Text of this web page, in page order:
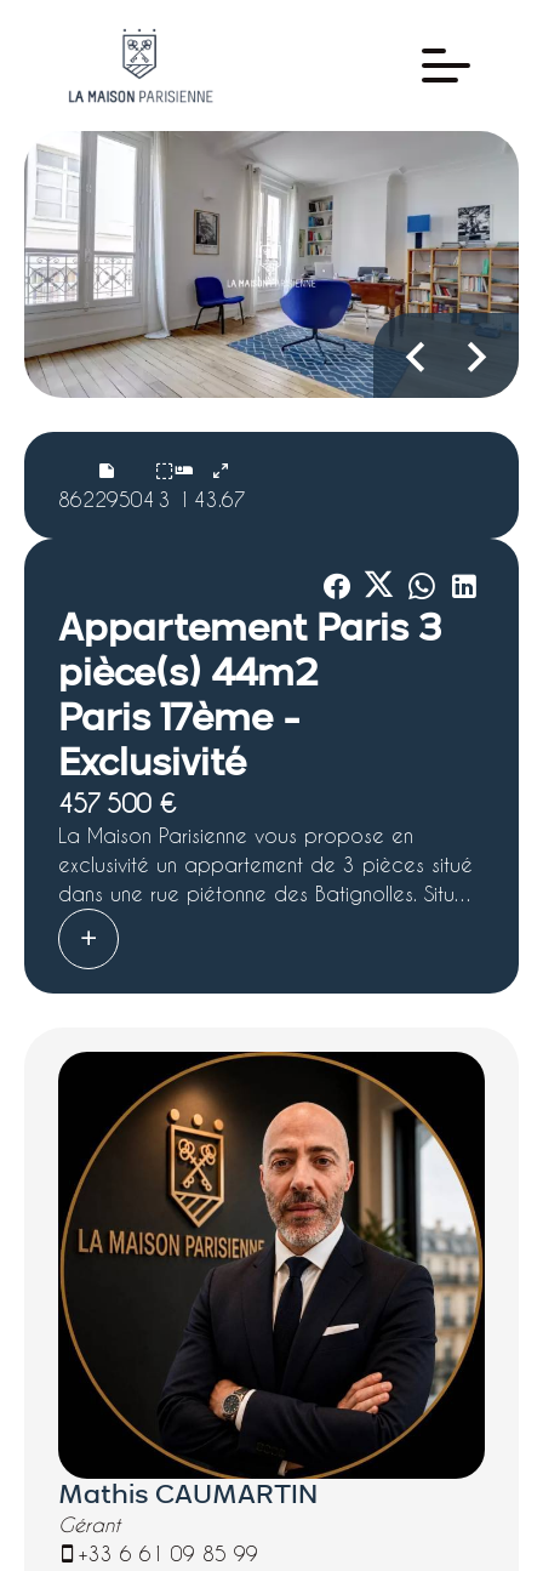
86229504 3 1 43.67
Appartement Paris 3
pièce(s) 44m2
Paris 17ème -
Exclusivité
457 500 €
La Maison Parisienne vous propose en
exclusivité un appartement de 3 pièces situé
dans une rue piétonne des Batignolles. Situé
au 1er étage d'un immeuble ancien, cet
appartement se compose d'une entrée
toilettes séparées. Vous serez séduit par le
charme de l'ancien avec ses moulures, ainsi
que par le calme de l'emplacement.
L'appartement est en très bon état général.
Ce bien, idéal pour une profession libérale
ou pour une résidence principale, bénéficie
d'un emplacement privilégié à proximité des
commerces des Batignolles. Les travaux de
rénovation de la cage d'escalier ont été
votés et entièrement réglés.
Mathis CAUMARTIN
Gérant
+33 6 61 09 85 99